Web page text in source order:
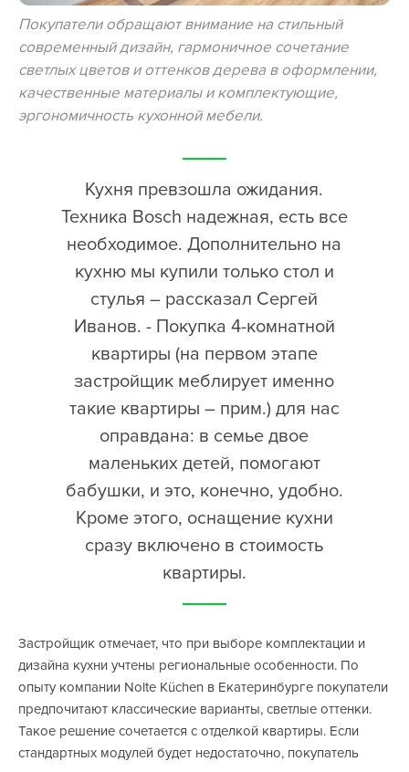
Покупатели обращают внимание на стильный
современный дизайн, гармоничное сочетание
светлых цветов и оттенков дерева в оформлении,
качественные материалы и комплектующие,
эргономичность кухонной мебели.
Кухня превзошла ожидания.
Техника Bosch надежная, есть все
необходимое. Дополнительно на
кухню мы купили только стол и
стулья – рассказал Сергей
Иванов. - Покупка 4-комнатной
квартиры (на первом этапе
застройщик меблирует именно
такие квартиры – прим.) для нас
оправдана: в семье двое
маленьких детей, помогают
бабушки, и это, конечно, удобно.
Кроме этого, оснащение кухни
сразу включено в стоимость
квартиры.
Застройщик отмечает, что при выборе комплектации и
дизайна кухни учтены региональные особенности. По
опыту компании Nolte Küchen в Екатеринбурге покупатели
предпочитают классические варианты, светлые оттенки.
Такое решение сочетается с отделкой квартиры. Если
стандартных модулей будет недостаточно, покупатель